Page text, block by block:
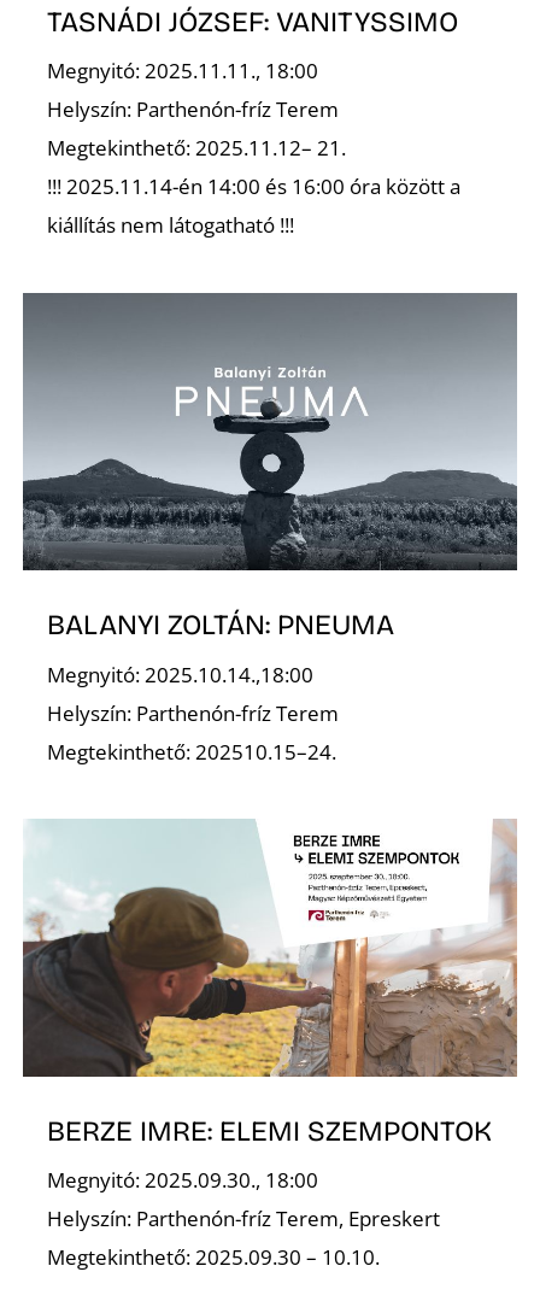
TASNÁDI JÓZSEF: VANITYSSIMO
Megnyitó: 2025.11.11., 18:00
Helyszín: Parthenón-fríz Terem
Megtekinthető: 2025.11.12– 21.
!!! 2025.11.14-én 14:00 és 16:00 óra között a
kiállítás nem látogatható !!!
BALANYI ZOLTÁN: PNEUMA
Megnyitó: 2025.10.14.,18:00
Helyszín: Parthenón-fríz Terem
Megtekinthető: 202510.15–24.
BERZE IMRE: ELEMI SZEMPONTOK
Megnyitó: 2025.09.30., 18:00
Helyszín: Parthenón-fríz Terem, Epreskert
Megtekinthető: 2025.09.30 – 10.10.